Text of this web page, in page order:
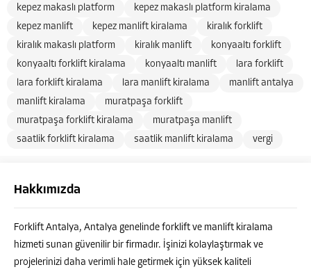
kepez makaslı platform
kepez makaslı platform kiralama
kepez manlift
kepez manlift kiralama
kiralık forklift
kiralık makaslı platform
kiralık manlift
konyaaltı forklift
konyaaltı forklift kiralama
konyaaltı manlift
lara forklift
lara forklift kiralama
lara manlift kiralama
manlift antalya
manlift kiralama
muratpaşa forklift
muratpaşa forklift kiralama
muratpaşa manlift
saatlik forklift kiralama
saatlik manlift kiralama vergi
Hakkımızda
Forklift Antalya, Antalya genelinde forklift ve manlift kiralama
hizmeti sunan güvenilir bir firmadır. İşinizi kolaylaştırmak ve
projelerinizi daha verimli hale getirmek için yüksek kaliteli